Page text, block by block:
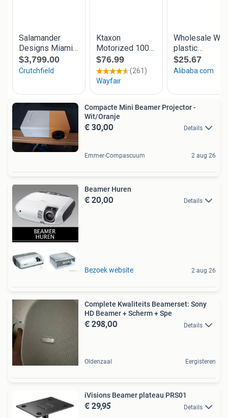
Compacte Mini Beamer Projector -
Wit/Oranje
€ 30,00 Details
Emmer-Compascuum 2 aug 26
Beamer Huren
€ 20,00 Details
Bezoek website 2 aug 26
Complete Kwaliteits Beamerset: Sony
HD Beamer + Scherm + Spe
€ 298,00 Details
Oldenzaal Eergisteren
iVisions Beamer plateau PRS01
€ 29,95 Details